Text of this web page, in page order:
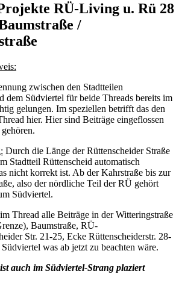
RÜ-Living u. Rü 28
/
zwischen den Stadtteilen
dem Südviertel für beide Threads bereits im
gelungen. Im speziellen betrifft das den
hier. Hier sind Beiträge eingeflossen
Durch die Länge der Rüttenscheider Straße
Stadtteil Rüttenscheid automatisch
nicht korrekt ist. Ab der Kahrstraße bis zur
also der nördliche Teil der RÜ gehört
Südviertel.
Thread alle Beiträge in der Witteringstraße
Baumstraße, RÜ-
Str. 21-25, Ecke Rüttenscheiderstr. 28-
was ab jetzt zu beachten wäre.
auch im Südviertel-Strang plaziert